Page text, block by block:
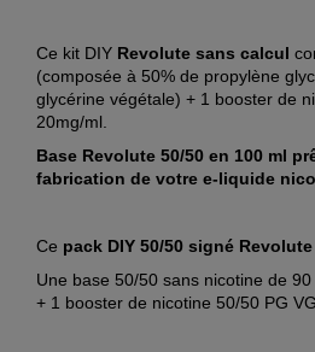
Ce kit DIY Revolute sans calcul
(composée à 50% de propylène
glycérine végétale) + 1 booster de
20mg/ml.
Base Revolute 50/50 en 100 ml
fabrication de votre e-liquide
Ce pack DIY 50/50 signé Revolute
Une base 50/50 sans nicotine de 90
+ 1 booster de nicotine 50/50 PG VG